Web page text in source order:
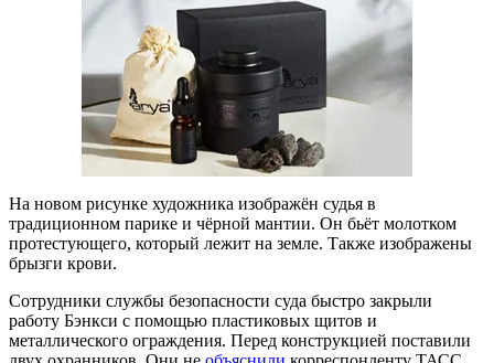
На новом рисунке художника изображён судья в
традиционном парике и чёрной мантии. Он бьёт молотком
протестующего, который лежит на земле. Также изображены
брызги крови.
Сотрудники службы безопасности суда быстро закрыли
работу Бэнкси с помощью пластиковых щитов и
металлического ограждения. Перед конструкцией поставили